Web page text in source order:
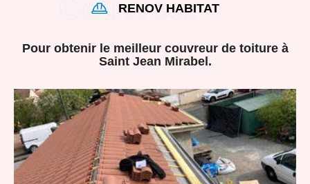
RENOV HABITAT
Pour obtenir le meilleur couvreur de toiture à
Saint Jean Mirabel.